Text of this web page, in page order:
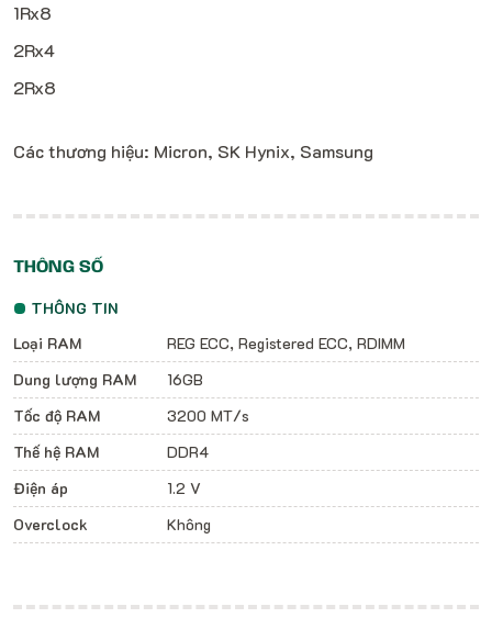
1Rx8
2Rx4
2Rx8
Các thương hiệu: Micron, SK Hynix, Samsung
THÔNG SỐ
THÔNG TIN
Loại RAM
REG ECC, Registered ECC, RDIMM
Dung lượng RAM
16GB
Tốc độ RAM
3200 MT/s
Thế hệ RAM
DDR4
Điện áp
1.2 V
Overclock
Không